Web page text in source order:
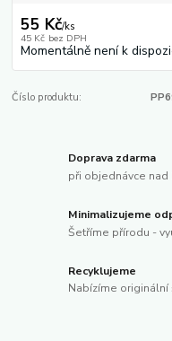
55 Kč/ks
45 Kč bez DPH
Momentálně není k
Číslo produktu:
Doprava zdarma
při objednávce nad
Minimalizujeme
Šetříme přírodu -
Recyklujeme
Nabízíme originální